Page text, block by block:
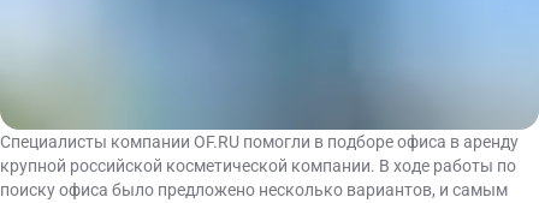
Специалисты компании OF.RU помогли в подборе офиса в аренду
крупной российской косметической компании. В ходе работы по
поиску офиса было предложено несколько вариантов, и самым